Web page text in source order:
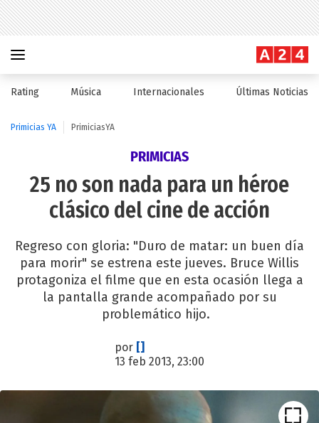
Rating Música Internacionales Últimas Noticias
Primicias YA PrimiciasYA
PRIMICIAS
25 no son nada para un héroe
clásico del cine de acción
Regreso con gloria: "Duro de matar: un buen día
para morir" se estrena este jueves. Bruce Willis
protagoniza el filme que en esta ocasión llega a
la pantalla grande acompañado por su
problemático hijo.
por []
13 feb 2013, 23:00